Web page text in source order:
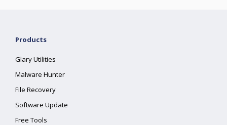
Products
Glary Utilities
Malware Hunter
File Recovery
Software Update
Free Tools